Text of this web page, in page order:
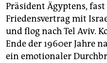
Präsident Ägyptens,
Friedensvertrag mit
und flog nach Tel Aviv.
Ende der 1960er Jahre
ein emotionaler